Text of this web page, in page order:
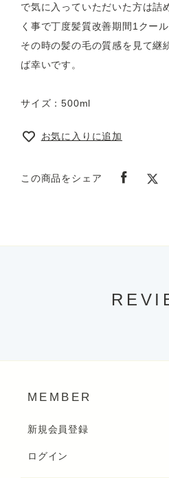
で気に入っていただいた方は詰
く事で丁度髪質改善期間1クール
その時の髪の毛の質感を見て継
ば幸いです。
サイズ：500ml
お気に入りに追加
この商品をシェア
MEMBER
新規会員登録
ログイン